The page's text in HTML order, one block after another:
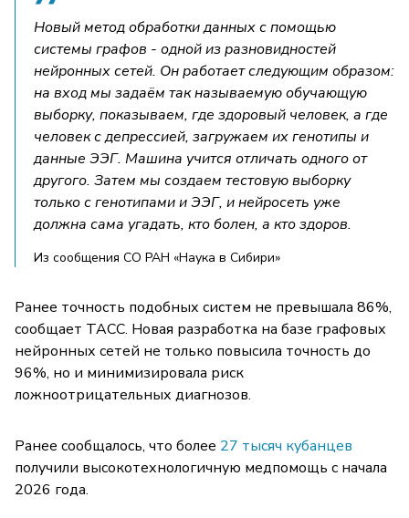
Новый метод обработки данных с помощью
системы графов - одной из разновидностей
нейронных сетей. Он работает следующим образом:
на вход мы задаём так называемую обучающую
выборку, показываем, где здоровый человек, а где
человек с депрессией, загружаем их генотипы и
данные ЭЭГ. Машина учится отличать одного от
другого. Затем мы создаем тестовую выборку
только с генотипами и ЭЭГ, и нейросеть уже
должна сама угадать, кто болен, а кто здоров.
Из сообщения СО РАН «Наука в Сибири»
Ранее точность подобных систем не превышала 86%,
сообщает ТАСС. Новая разработка на базе графовых
нейронных сетей не только повысила точность до
96%, но и минимизировала риск
ложноотрицательных диагнозов.
Ранее сообщалось, что более 27 тысяч кубанцев
получили высокотехнологичную медпомощь с начала
2026 года.